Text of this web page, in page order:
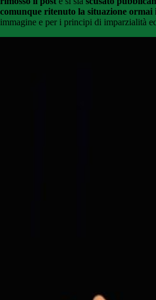
comunque ritenuto la situazione ormai
immagine e per i principi di imparzialità